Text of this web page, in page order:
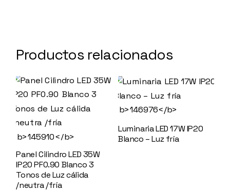
Productos relacionados
Panel Cilindro LED 35W
IP20 PF0.90 Blanco 3
Tonos de Luz cálida
/neutra /fría
Luminaria LED 17W IP20
Blanco – Luz fría